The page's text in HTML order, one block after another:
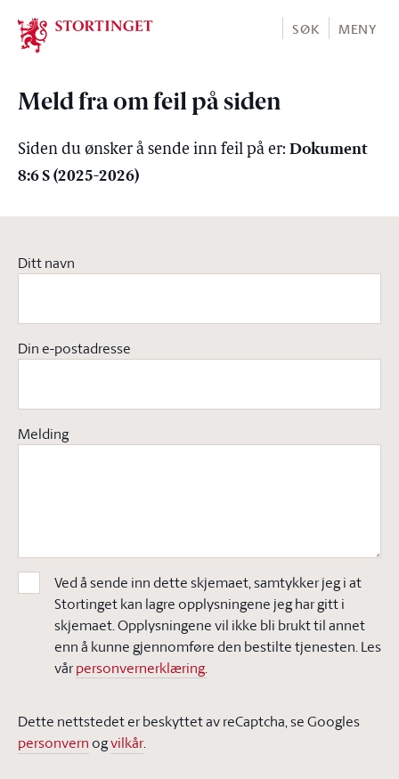
Stortinget.no
SØK MENY
Meld fra om feil på siden
Siden du ønsker å sende inn feil på er: Dokument
8:6 S (2025-2026)
Ditt navn
Din e-postadresse
Melding
Ved å sende inn dette skjemaet, samtykker jeg i at
Stortinget kan lagre opplysningene jeg har gitt i
skjemaet. Opplysningene vil ikke bli brukt til annet
enn å kunne gjennomføre den bestilte tjenesten. Les
vårpersonvernerklæring.
Dette nettstedet er beskyttet av reCaptcha, se Googles
personvern ogvilkår.